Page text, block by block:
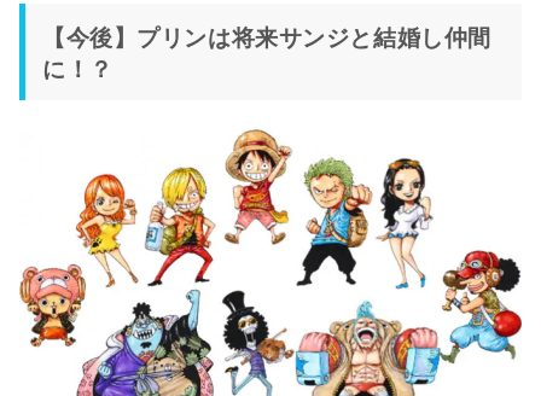
【今後】プリンは将来サンジと結婚し仲間
に！？